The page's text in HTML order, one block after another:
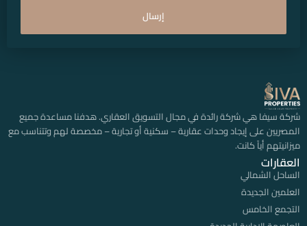
إرسال
شركة سيفا هي شركة رائدة في مجال التسويق العقاري. هدفنا مساعدة جميع
المصريين على إيجاد وحدات عقارية – سكنية أو تجارية – مخصصة لهم وتتناسب مع
ميزانيتهم أياً كانت.
العقارات
الساحل الشمالي
العلمين الجديدة
التجمع الخامس